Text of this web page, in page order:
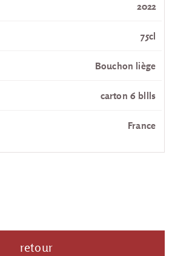
2022
75cl
Bouchon liège
carton 6 bllls
France
retour